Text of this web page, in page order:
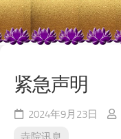
紧急声明
2024年9月23日